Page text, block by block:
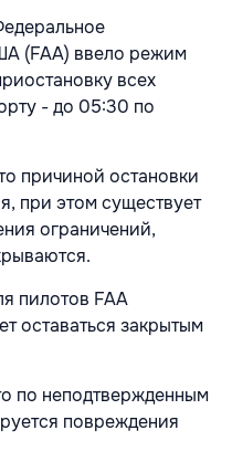
(FAA) ввело режим
всех
- до 05:30 по
причиной остановки
при этом существует
ограничений,
пилотов FAA
оставаться закрытым
по неподтвержденным
повреждения